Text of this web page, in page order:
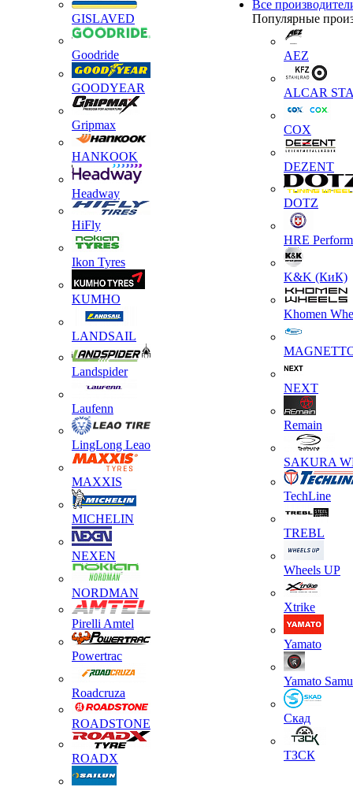
GISLAVED
Goodride
GOODYEAR
Gripmax
HANKOOK
Headway
HiFly
Ikon Tyres
KUMHO
LANDSAIL
Landspider
Laufenn
LingLong Leao
MAXXIS
MICHELIN
NEXEN
NORDMAN
Pirelli Amtel
Powertrac
Roadcruza
ROADSTONE
ROADX
Все
Популярные
AEZ
ALCAR
COX
DEZENT
DOTZ
HRE
K&K (КиК)
Khomen
NEXT
Remain
SAKURA
TechLine
TREBL
Wheels UP
Xtrike
Yamato
Yamato
Скад
ТЗСК